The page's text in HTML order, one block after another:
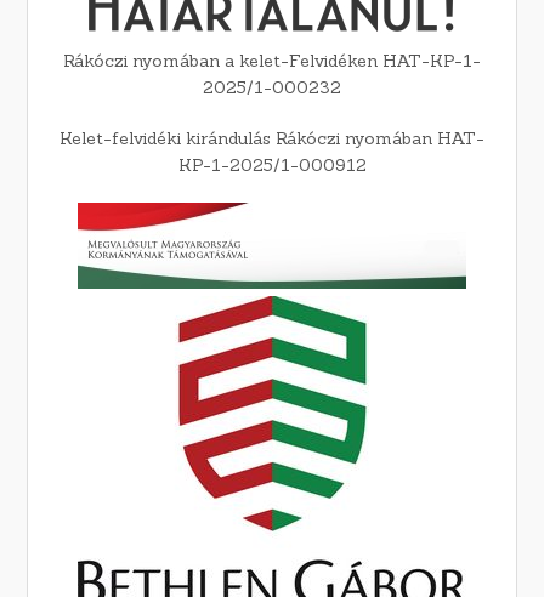
Rákóczi nyomában a kelet-Felvidéken HAT-KP-1-
2025/1-000232
Kelet-felvidéki kirándulás Rákóczi nyomában HAT-
KP-1-2025/1-000912